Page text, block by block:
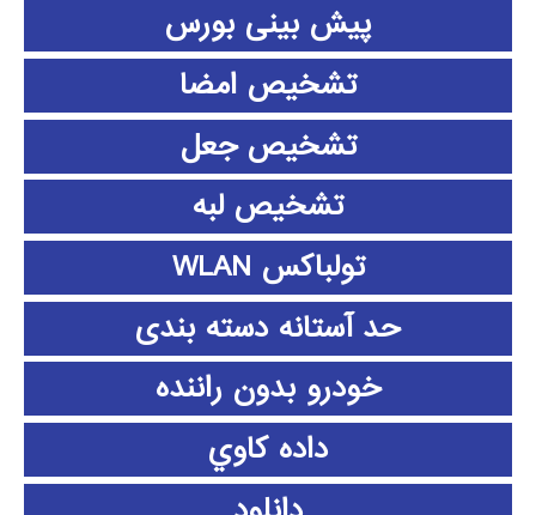
پیش بینی بورس
تشخیص امضا
تشخیص جعل
تشخیص لبه
تولباکس WLAN
حد آستانه دسته بندی
خودرو بدون راننده
داده كاوي